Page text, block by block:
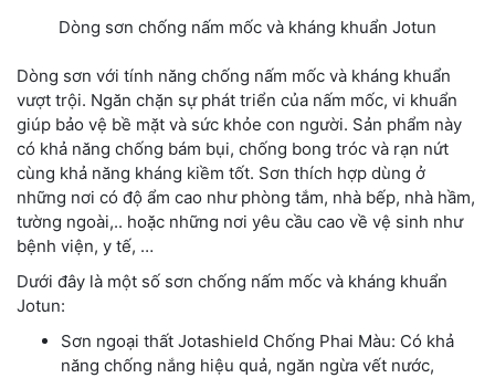
Dòng sơn chống nấm mốc và kháng khuẩn Jotun
Dòng sơn với tính năng chống nấm mốc và kháng khuẩn
vượt trội. Ngăn chặn sự phát triển của nấm mốc, vi khuẩn
giúp bảo vệ bề mặt và sức khỏe con người. Sản phẩm này
có khả năng chống bám bụi, chống bong tróc và rạn nứt
cùng khả năng kháng kiềm tốt. Sơn thích hợp dùng ở
những nơi có độ ẩm cao như phòng tắm, nhà bếp, nhà hầm,
tường ngoài,.. hoặc những nơi yêu cầu cao về vệ sinh như
bệnh viện, y tế, …
Dưới đây là một số sơn chống nấm mốc và kháng khuẩn
Jotun:
Sơn ngoại thất Jotashield Chống Phai Màu: Có khả
năng chống nắng hiệu quả, ngăn ngừa vết nước,